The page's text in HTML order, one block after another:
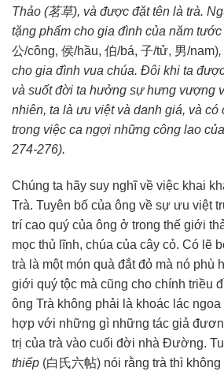
Thảo (茗草), và được đặt tên là trà.
tặng phẩm cho gia đình của năm tước
公/công, 侯/hầu, 伯/bá, 子/tử, 男/nam)
cho gia đình vua chúa. Đôi khi ta
và suốt đời ta hưởng sự hưng vượng
nhiên, ta là ưu việtvà danh giá, và có
trong việc ca ngợi những công lao
274-276).
Chúng ta hãy suy nghĩvề việc khai
Trà. Tuyên bố của ông về sự ưu việt
trí cao quý của ông ở trong thế giới
mọc thủ lĩnh, chúa của cây cỏ. Có lẽ
trà là một món quà đắt đỏ mà nó phù
giới quý tộc mà cũng cho chính triều
ông Trà không phải là khoác lác ngoa
hợp với những gì những tác giả
trị của trà vào cuối đời nhà Đường.
thiếp (白氏六帖) nói rằng trà thì